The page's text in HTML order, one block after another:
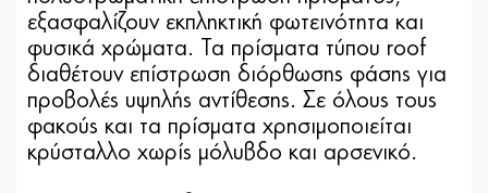
εξασφαλίζουν εκπληκτική φωτεινότητα και
φυσικά χρώματα. Τα πρίσματα τύπου roof
διαθέτουν επίστρωση διόρθωσης φάσης για
προβολές υψηλής αντίθεσης. Σε όλους τους
φακούς και τα πρίσματα χρησιμοποιείται
κρύσταλλο χωρίς μόλυβδο και αρσενικό.